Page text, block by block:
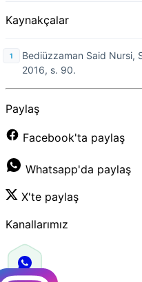
Kaynakçalar
Bediüzzaman Said Nursi,
2016, s. 90.
Paylaş
Facebook'ta paylaş
Whatsapp'da paylaş
X'te paylaş
Kanallarımız